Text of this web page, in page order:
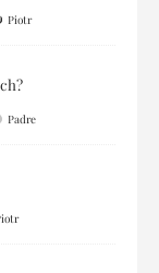
Piotr
Padre